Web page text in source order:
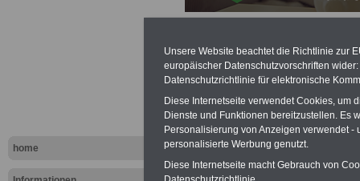
home
(SPersVG):
Unsere Website beachtet die Richtlinie zur
europäischer Datenschutzvorschriften
Datenschutzrichtlinie für elektronische
Diese Internetseite verwendet Cookies, um
Dienste und Funktionen bereitzustellen. Es
Personalisierung von Anzeigen verwendet
personalisierte Werbung genutzt.
Diese Internetseite macht Gebrauch von